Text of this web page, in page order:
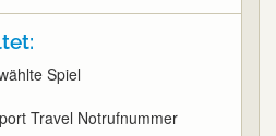
Spiel
Travel Notrufnummer